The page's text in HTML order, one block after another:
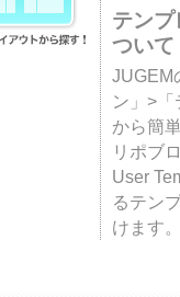
テン
ついて
JUGEM
ン」>
から簡
リポブ
User
るテン
けます